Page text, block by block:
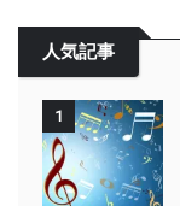
人気記事
1